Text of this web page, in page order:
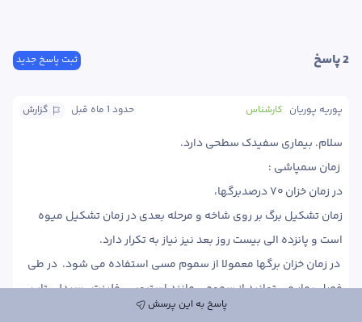
ثبت پاسخ جدید 2 پاسخ
گزارش حدود 1 ماه قبل کارشناس پوریه پوریان
فصل بهار می توانید از سمومی مانند استروبی، فلینت،  سیدلی تاپ،
پاسخ به این پرسش